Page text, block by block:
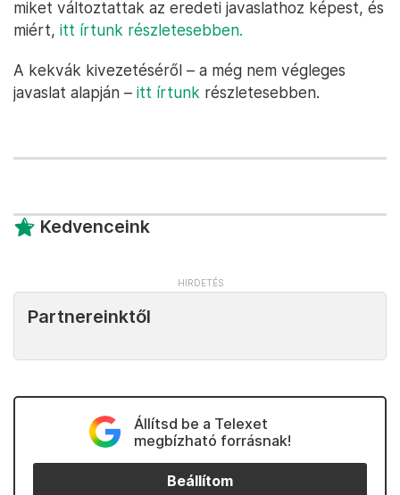
miket változtattak az eredeti javaslathoz képest, és
miért, itt írtunk részletesebben.
A kekvák kivezetéséről – a még nem végleges
javaslat alapján – itt írtunk részletesebben.
Kedvenceink
Partnereinktől
Állítsd be a Telexet
megbízható forrásnak!
Beállítom